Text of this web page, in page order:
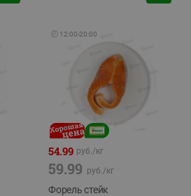
🕘 12:00-20:00
54.99 руб./кг
59.99 руб./кг
Форель стейк